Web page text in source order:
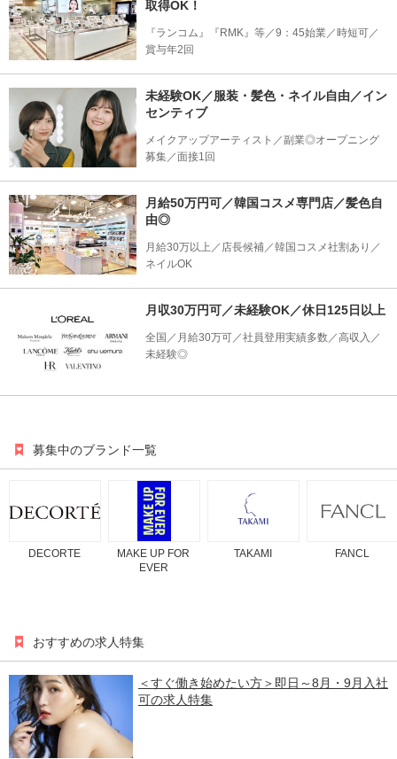
取得OK！
『ランコム』『RMK』等／9：45始業／時短可／
賞与年2回
未経験OK／服装・髪色・ネイル自由／イン
センティブ
メイクアップアーティスト／副業◎オープニング
募集／面接1回
月給50万円可／韓国コスメ専門店／髪色自
由◎
月給30万以上／店長候補／韓国コスメ社割あり／
ネイルOK
月収30万円可／未経験OK／休日125日以上
全国／月給30万可／社員登用実績多数／高収入／
未経験◎
募集中のブランド一覧
DECORTE
MAKE UP FOR
EVER
TAKAMI FANCL
おすすめの求人特集
＜すぐ働き始めたい方＞即日～8月・9月入社
可の求人特集